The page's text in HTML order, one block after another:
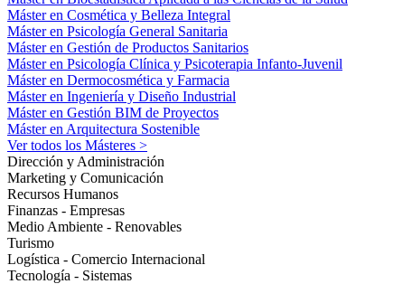
Máster en Cosmética y Belleza Integral
Máster en Psicología General Sanitaria
Máster en Gestión de Productos Sanitarios
Máster en Psicología Clínica y Psicoterapia Infanto-Juvenil
Máster en Dermocosmética y Farmacia
Máster en Ingeniería y Diseño Industrial
Máster en Gestión BIM de Proyectos
Máster en Arquitectura Sostenible
Ver todos los Másteres >
Dirección y Administración
Marketing y Comunicación
Recursos Humanos
Finanzas - Empresas
Medio Ambiente - Renovables
Turismo
Logística - Comercio Internacional
Tecnología - Sistemas